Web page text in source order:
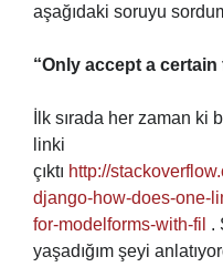
aşağıdaki soruyu
“Only accept a
İlk sırada her zaman
linki
çıktı http://
django-how-does-one-
for-modelforms-with-fil .
yaşadığım şeyi